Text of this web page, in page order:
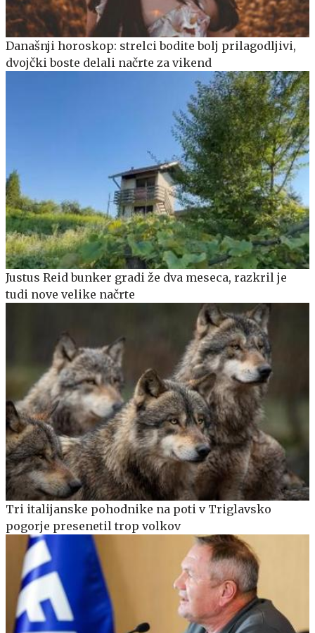
Današnji horoskop: strelci bodite bolj prilagodljivi,
dvojčki boste delali načrte za vikend
Justus Reid bunker gradi že dva meseca, razkril je
tudi nove velike načrte
Tri italijanske pohodnike na poti v Triglavsko
pogorje presenetil trop volkov